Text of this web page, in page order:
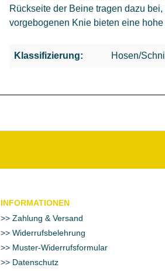
Rückseite der Beine tragen dazu
vorgebogenen Knie bieten eine
Klassifizierung: Hosen/
INFORMATIONEN
Zahlung & Versand
Widerrufsbelehrung
Muster-Widerrufsformular
Datenschutz